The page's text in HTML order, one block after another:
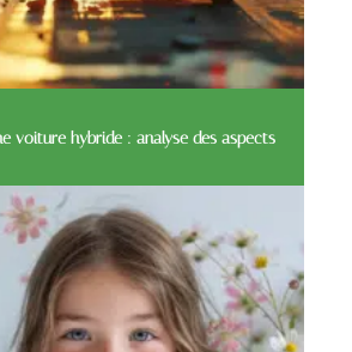
voiture hybride : analyse des aspects